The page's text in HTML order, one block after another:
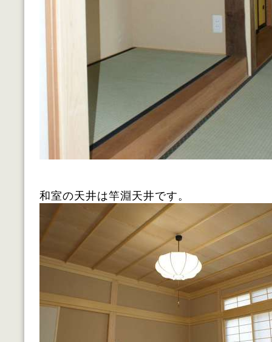
和室の天井は竿淵天井です。